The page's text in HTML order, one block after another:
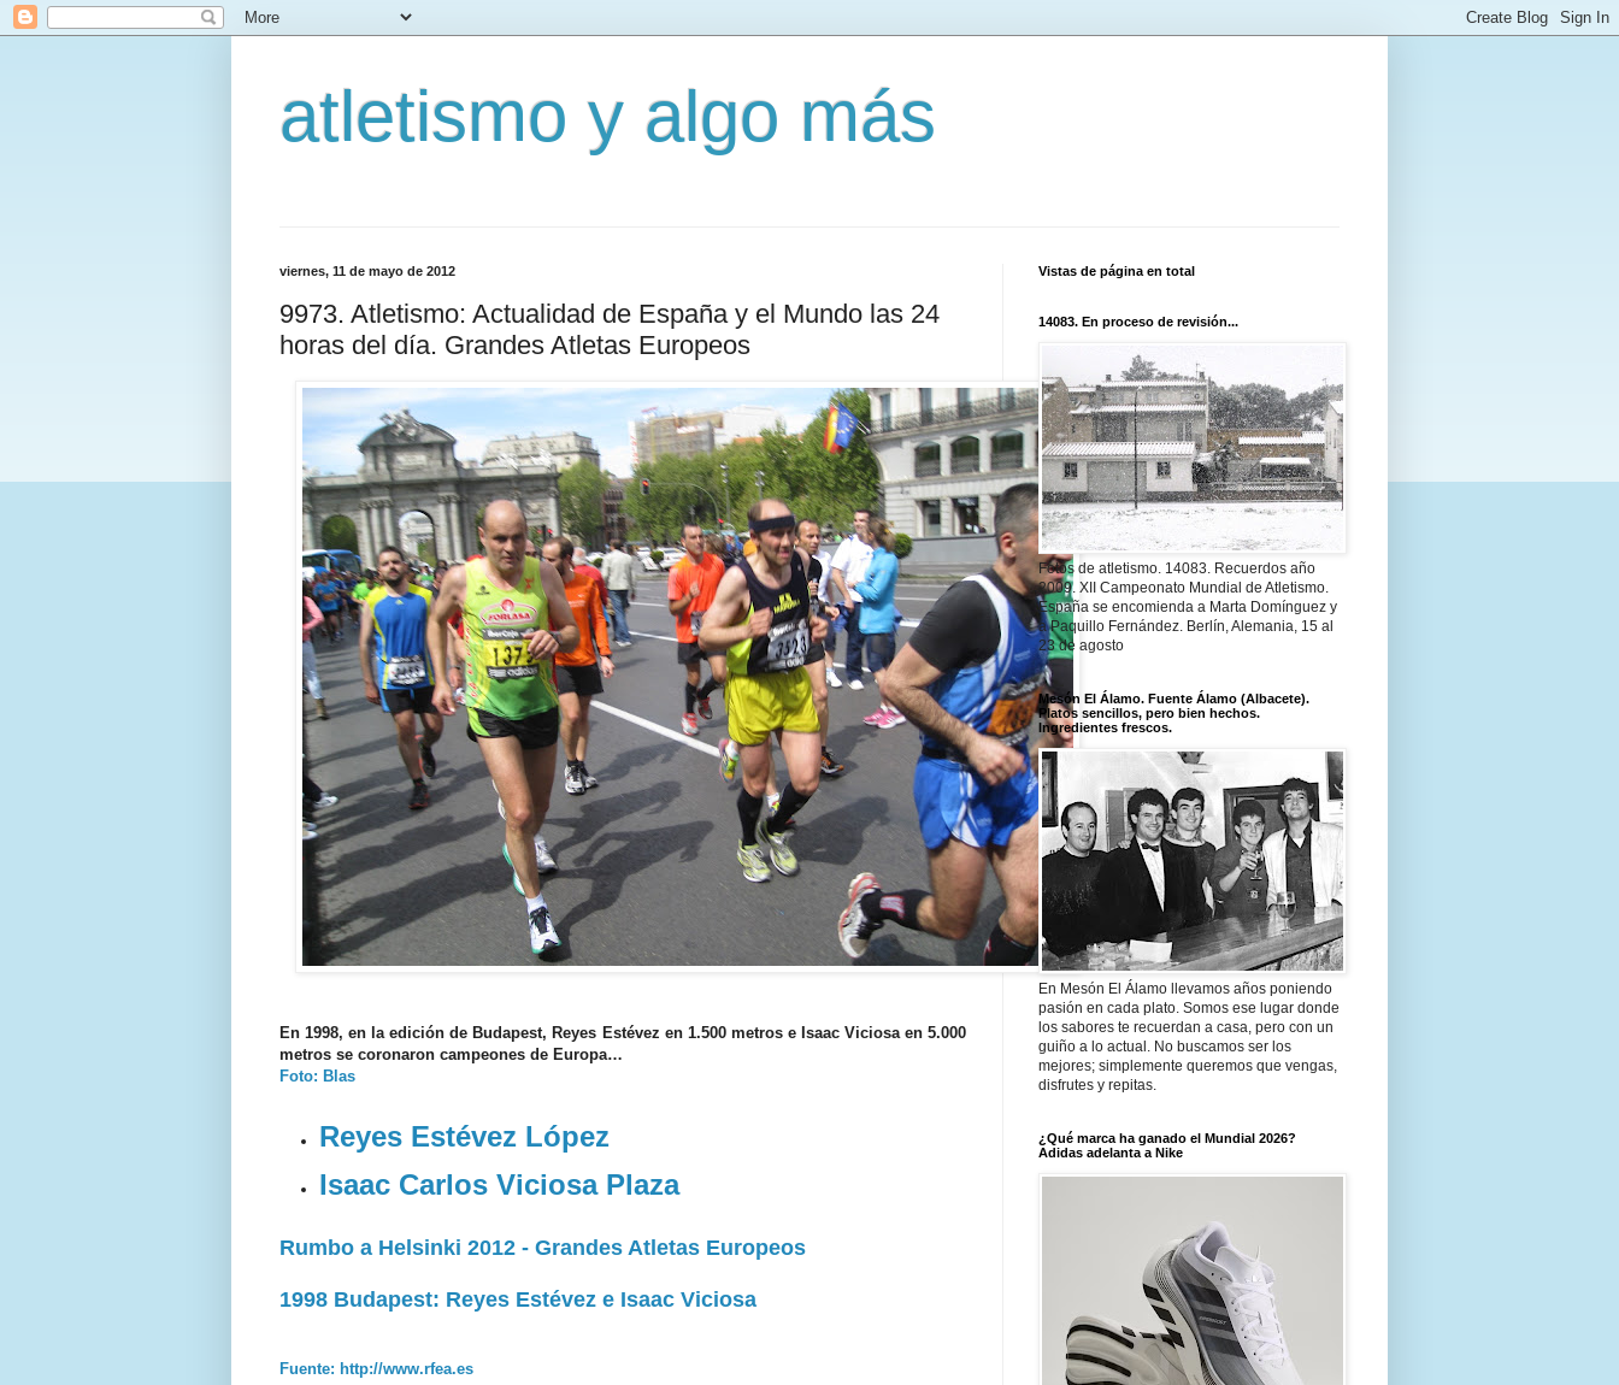
atletismo y algo más
viernes, 11 de mayo de 2012
9973. Atletismo: Actualidad de España y el Mundo las 24
horas del día. Grandes Atletas Europeos
En 1998, en la edición de Budapest, Reyes Estévez en 1.500 metros e Isaac Viciosa en 5.000
metros se coronaron campeones de Europa…
Foto: Blas
Reyes Estévez López
Isaac Carlos Viciosa Plaza
Rumbo a Helsinki 2012 - Grandes Atletas Europeos
1998 Budapest: Reyes Estévez e Isaac Viciosa
Fuente: http://www.rfea.es
Vistas de página en total
14083. En proceso de revisión...
Fotos de atletismo. 14083. Recuerdos año
2009. XII Campeonato Mundial de Atletismo.
España se encomienda a Marta Domínguez y
a Paquillo Fernández. Berlín, Alemania, 15 al
23 de agosto
Mesón El Álamo. Fuente Álamo (Albacete).
Platos sencillos, pero bien hechos.
Ingredientes frescos.
En Mesón El Álamo llevamos años poniendo
pasión en cada plato. Somos ese lugar donde
los sabores te recuerdan a casa, pero con un
guiño a lo actual. No buscamos ser los
mejores; simplemente queremos que vengas,
disfrutes y repitas.
¿Qué marca ha ganado el Mundial 2026?
Adidas adelanta a Nike